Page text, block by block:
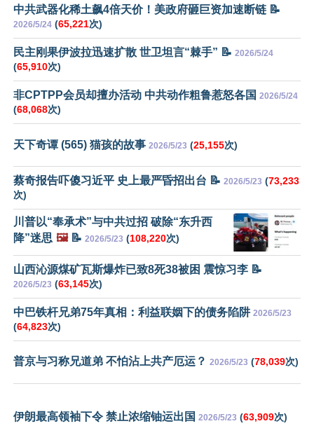
中共武器化稀土飙4倍天价！美政府砸巨资加速断链 📝
2026/5/24 (65,221次)
民主刚果伊波拉迅速扩散 世卫坦言“棘手” 📝 2026/5/24
(65,910次)
非CPTPP会员却擅办活动 中共动作粗鲁惹怒各国 2026/5/24
(68,068次)
天下奇谭 (565) 猫孩的故事 2026/5/23 (25,155次)
蔡奇报告吓傻习近平 史上最严昏招出台 📝 2026/5/23 (73,233
次)
川普以“奉承术”与中共过招 破除“东升西
降”迷思 🖼️📝 2026/5/23 (108,220次)
山西沁源煤矿瓦斯爆炸已致8死38被困 震惊习李 📝
2026/5/23 (63,145次)
中巴铁杆兄弟75年真相：利益联姻下的债务陷阱 2026/5/23
(64,823次)
普京与习称兄道弟 不怕沾上共产厄运？ 2026/5/23 (78,039次)
伊朗最高领袖下令 禁止浓缩铀运出国 2026/5/23 (63,909次)